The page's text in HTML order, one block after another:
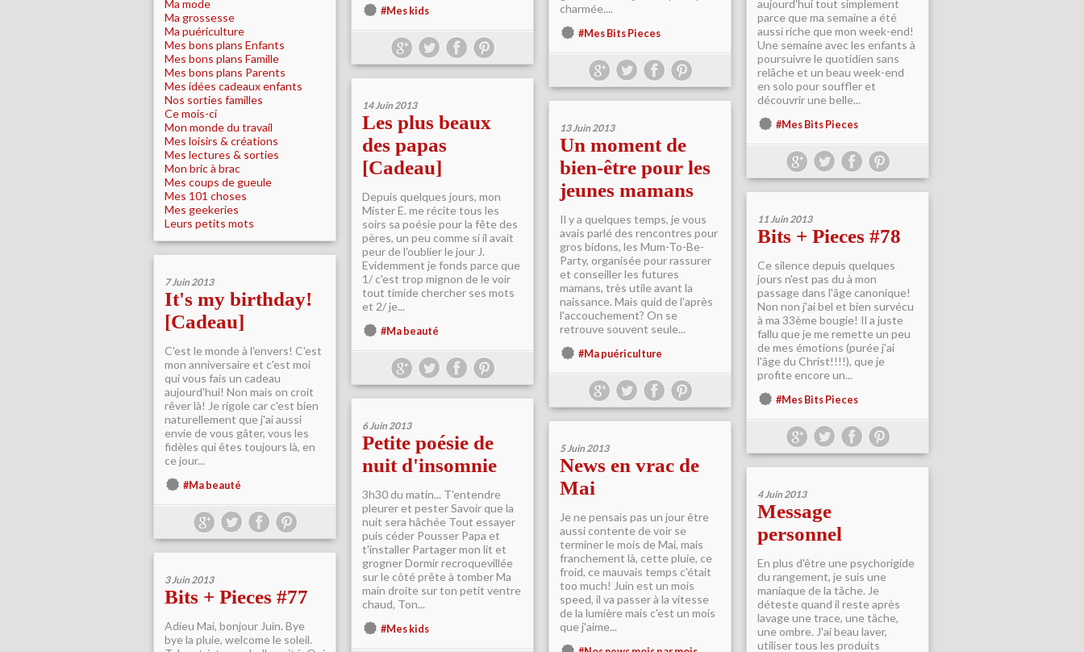
Ma mode
Ma grossesse
Ma puériculture
Mes bons plans Enfants
Mes bons plans Famille
Mes bons plans Parents
Mes idées cadeaux enfants
Nos sorties familles
Ce mois-ci
Mon monde du travail
Mes loisirs & créations
Mes lectures & sorties
Mon bric à brac
Mes coups de gueule
Mes 101 choses
Mes geekeries
Leurs petits mots
#Mes kids
charmée....
#Mes Bits Pieces
aujourd'hui tout simplement
parce que ma semaine a été
aussi riche que mon week-end!
Une semaine avec les enfants à
poursuivre le quotidien sans
relâche et un beau week-end
en solo pour souffler et
découvrir une belle...
#Mes Bits Pieces
14 Juin 2013
Les plus beaux
des papas
[Cadeau]
Depuis quelques jours, mon
Mister E. me récite tous les
soirs sa poésie pour la fête des
pères, un peu comme si il avait
peur de l'oublier le jour J.
Evidemment je fonds parce que
1/ c'est trop mignon de le voir
tout timide chercher ses mots
et 2/ je...
#Ma beauté
13 Juin 2013
Un moment de
bien-être pour les
jeunes mamans
Il y a quelques temps, je vous
avais parlé des rencontres pour
gros bidons, les Mum-To-Be-
Party, organisée pour rassurer
et conseiller les futures
mamans, très utile avant la
naissance. Mais quid de l'après
l'accouchement? On se
retrouve souvent seule...
#Ma puériculture
11 Juin 2013
Bits + Pieces #78
Ce silence depuis quelques
jours n'est pas du à mon
passage dans l'âge canonique!
Non non j'ai bel et bien survécu
à ma 33ème bougie! Il a juste
fallu que je me remette un peu
de mes émotions (purée j'ai
l'âge du Christ!!!!), que je
profite encore un...
#Mes Bits Pieces
7 Juin 2013
It's my birthday!
[Cadeau]
C'est le monde à l'envers! C'est
mon anniversaire et c'est moi
qui vous fais un cadeau
aujourd'hui! Non mais on croit
rêver là! Je rigole car c'est bien
naturellement que j'ai aussi
envie de vous gâter, vous les
fidèles qui êtes toujours là, en
ce jour...
#Ma beauté
6 Juin 2013
Petite poésie de
nuit d'insomnie
3h30 du matin... T'entendre
pleurer et pester Savoir que la
nuit sera hâchée Tout essayer
puis céder Pousser Papa et
t'installer Partager mon lit et
grogner Dormir recroquevillée
sur le côté prête à tomber Ma
main droite sur ton petit ventre
chaud, Ton...
#Mes kids
5 Juin 2013
News en vrac de
Mai
Je ne pensais pas un jour être
aussi contente de voir se
terminer le mois de Mai, mais
franchement là, cette pluie, ce
froid, ce mauvais temps c'était
too much! Juin est un mois
speed, il va passer à la vitesse
de la lumière mais c'est un mois
que j'aime...
4 Juin 2013
Message
personnel
En plus d'être une psychorigide
du rangement, je suis une
maniaque de la tâche. Je
déteste quand il reste après
lavage une trace, une tâche,
une ombre. J'ai beau laver,
utiliser tous les produits
3 Juin 2013
Bits + Pieces #77
Adieu Mai, bonjour Juin. Bye
bye la pluie, welcome le soleil.